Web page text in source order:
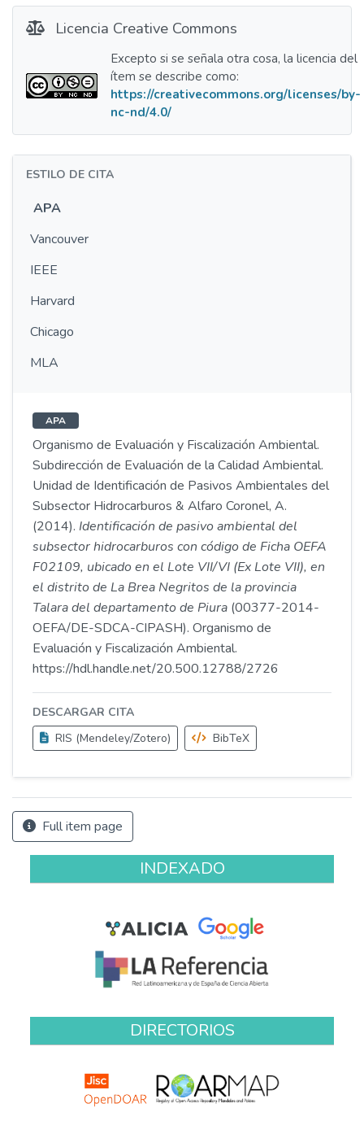
Licencia Creative Commons
Excepto si se señala otra cosa, la licencia del
ítem se describe como:
https://creativecommons.org/licenses/by-
nc-nd/4.0/
ESTILO DE CITA
APA
Vancouver
IEEE
Harvard
Chicago
MLA
APA
Organismo de Evaluación y Fiscalización Ambiental.
Subdirección de Evaluación de la Calidad Ambiental.
Unidad de Identificación de Pasivos Ambientales del
Subsector Hidrocarburos & Alfaro Coronel, A.
(2014). Identificación de pasivo ambiental del
subsector hidrocarburos con código de Ficha OEFA
F02109, ubicado en el Lote VII/VI (Ex Lote VII), en
el distrito de La Brea Negritos de la provincia
Talara del departamento de Piura (00377-2014-
OEFA/DE-SDCA-CIPASH). Organismo de
Evaluación y Fiscalización Ambiental.
https://hdl.handle.net/20.500.12788/2726
DESCARGAR CITA
RIS (Mendeley/Zotero)
BibTeX
Full item page
INDEXADO
DIRECTORIOS